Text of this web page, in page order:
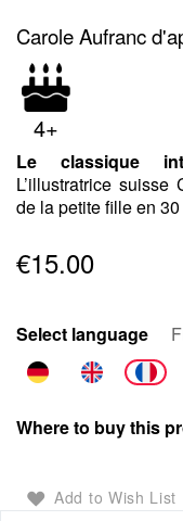
Carole Aufranc
4+
Le classique
L’illustratrice
de la petite fille en
€15.00
Select language
Where to buy this
Add to Wish List